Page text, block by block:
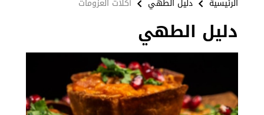
دليل الطهي